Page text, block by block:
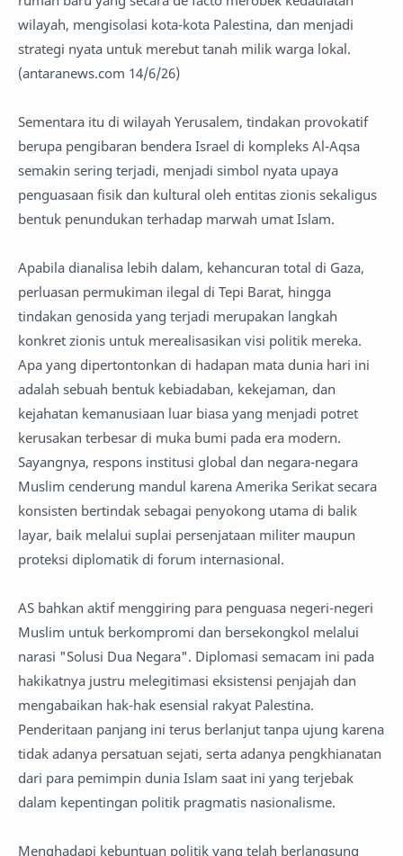
wilayah, mengisolasi kota-kota Palestina, dan menjadi
strategi nyata untuk merebut tanah milik warga lokal.
(antaranews.com 14/6/26)
Sementara itu di wilayah Yerusalem, tindakan provokatif
berupa pengibaran bendera Israel di kompleks Al-Aqsa
semakin sering terjadi, menjadi simbol nyata upaya
penguasaan fisik dan kultural oleh entitas zionis sekaligus
bentuk penundukan terhadap marwah umat Islam.
Apabila dianalisa lebih dalam, kehancuran total di Gaza,
perluasan permukiman ilegal di Tepi Barat, hingga
tindakan genosida yang terjadi merupakan langkah
konkret zionis untuk merealisasikan visi politik mereka.
Apa yang dipertontonkan di hadapan mata dunia hari ini
adalah sebuah bentuk kebiadaban, kekejaman, dan
kejahatan kemanusiaan luar biasa yang menjadi potret
kerusakan terbesar di muka bumi pada era modern.
Sayangnya, respons institusi global dan negara-negara
Muslim cenderung mandul karena Amerika Serikat secara
konsisten bertindak sebagai penyokong utama di balik
layar, baik melalui suplai persenjataan militer maupun
proteksi diplomatik di forum internasional.
AS bahkan aktif menggiring para penguasa negeri-negeri
Muslim untuk berkompromi dan bersekongkol melalui
narasi "Solusi Dua Negara". Diplomasi semacam ini pada
hakikatnya justru melegitimasi eksistensi penjajah dan
mengabaikan hak-hak esensial rakyat Palestina.
Penderitaan panjang ini terus berlanjut tanpa ujung karena
tidak adanya persatuan sejati, serta adanya pengkhianatan
dari para pemimpin dunia Islam saat ini yang terjebak
dalam kepentingan politik pragmatis nasionalisme.
Menghadapi kebuntuan politik yang telah berlangsung